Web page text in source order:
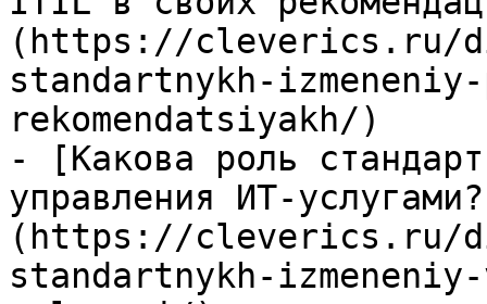
(https://cleverics.ru/
standartnykh-
rekomendatsiyakh/)
- [Какова роль
управления ИТ-
(https://cleverics.ru/
standartnykh-